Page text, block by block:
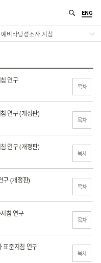
ENG
예비타당성조사 지침
연구
목차
연구 (개정판)
목차
연구 (개정판)
목차
구 (개정판)
목차
침 연구
목차
표준지침 연구
목차